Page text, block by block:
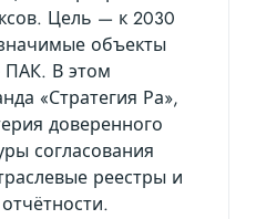
Цель — к 2030
объекты
В этом
«Стратегия Ра»,
доверенного
согласования
реестры и